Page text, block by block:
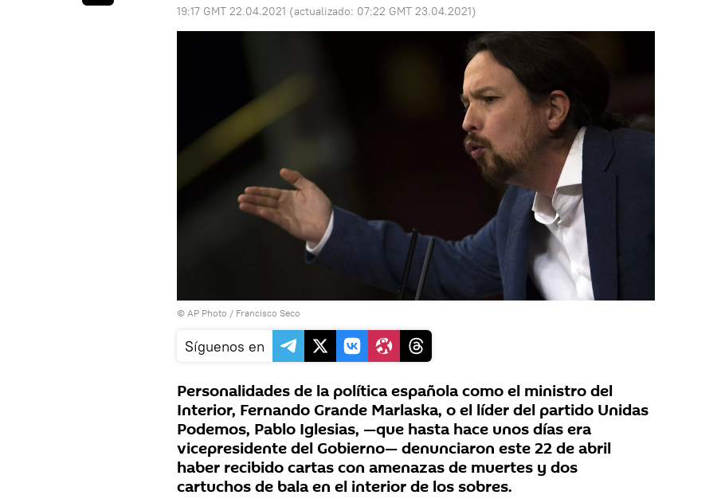
19:17 GMT 22.04.2021 (actualizado: 07:22 GMT 23.04.2021)
© AP Photo / Francisco Seco
Síguenos en
Personalidades de la política española como el ministro del
Interior, Fernando Grande Marlaska, o el líder del partido Unidas
Podemos, Pablo Iglesias, —que hasta hace unos días era
vicepresidente del Gobierno— denunciaron este 22 de abril
haber recibido cartas con amenazas de muertes y dos
cartuchos de bala en el interior de los sobres.